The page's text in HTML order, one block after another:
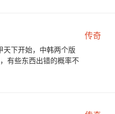
传奇
天下开始，中韩两个版
有些东西出错的概率不